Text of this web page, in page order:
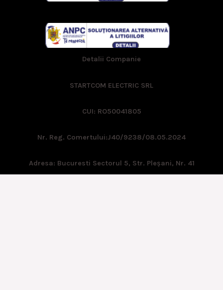
Detalii Companie
STARTCOM ELECTRIC SRL
CUI: RO50041805
Nr. Reg. Comertului:J40/9238/08.05.2024
Adresa: Bucuresti Sectorul 5, Str. Pleşani, Nr. 41